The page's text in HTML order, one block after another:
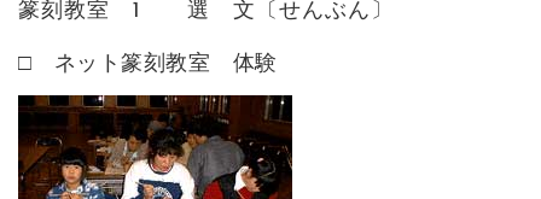
篆刻教室 1 選 文〔せんぶん〕
□ ネット篆刻教室 体験